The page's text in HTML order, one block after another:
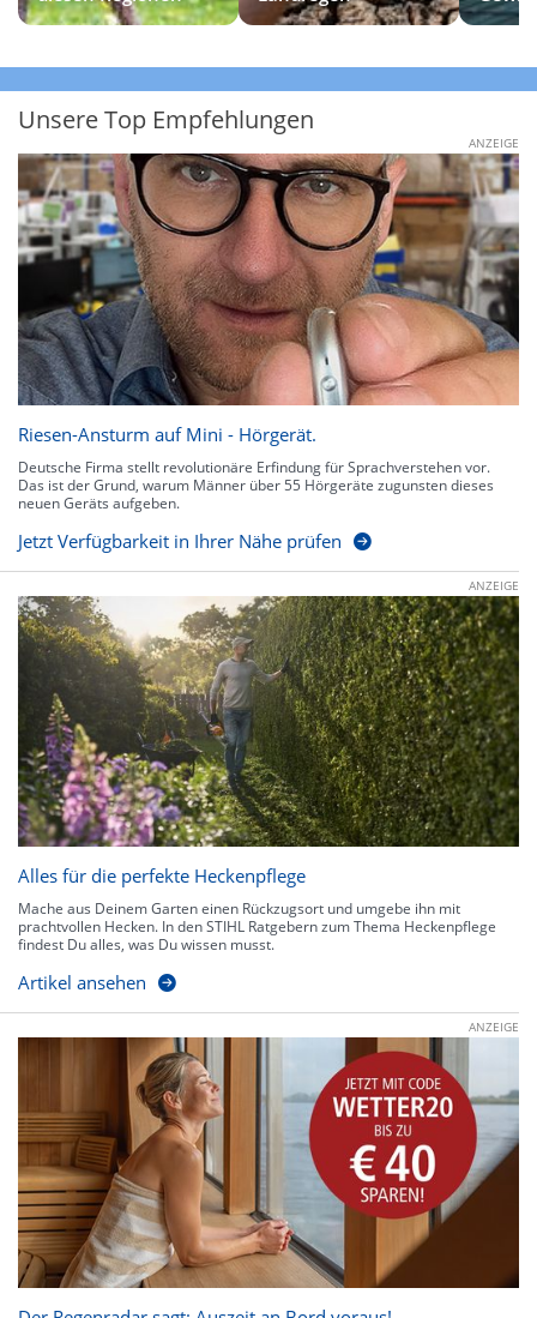
Unsere Top Empfehlungen
ANZEIGE
Riesen-Ansturm auf Mini - Hörgerät.
Deutsche Firma stellt revolutionäre Erfindung für Sprachverstehen vor.
Das ist der Grund, warum Männer über 55 Hörgeräte zugunsten dieses
neuen Geräts aufgeben.
Jetzt Verfügbarkeit in Ihrer Nähe prüfen
ANZEIGE
Alles für die perfekte Heckenpflege
Mache aus Deinem Garten einen Rückzugsort und umgebe ihn mit
prachtvollen Hecken. In den STIHL Ratgebern zum Thema Heckenpflege
findest Du alles, was Du wissen musst.
Artikel ansehen
ANZEIGE